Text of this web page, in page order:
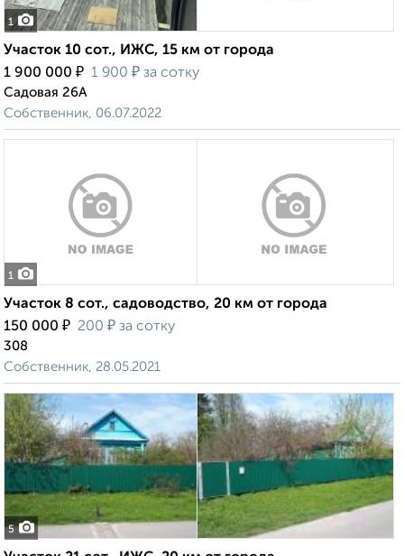
1
Участок 10 сот., ИЖС, 15 км от города
1 900 000 ₽ 1 900 ₽ за сотку
Садовая 26А
Собственник, 06.07.2022
1
Участок 8 сот., садоводство, 20 км от города
150 000 ₽ 200 ₽ за сотку
308
Собственник, 28.05.2021
5